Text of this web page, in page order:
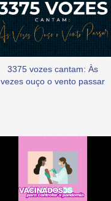
3375 vozes cantam: Às
vezes ouço o vento passar